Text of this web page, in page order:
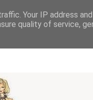
Your IP address
quality of service,